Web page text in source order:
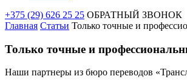
+375 (29) 626 25 25 ОБРАТНЫЙ ЗВОНОК
Главная Статьи Только точные и
Только точные и
Наши партнеры из бюро переводов